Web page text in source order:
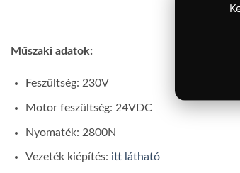
Műszaki adatok:
Feszültség: 230V
Motor feszültség: 24VDC
Nyomaték: 2800N
Vezeték kiépítés: itt látható